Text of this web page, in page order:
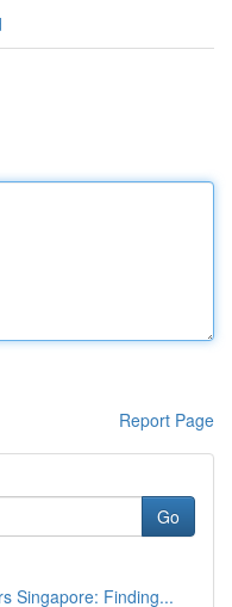
Report Page
Go
Singapore: Finding...